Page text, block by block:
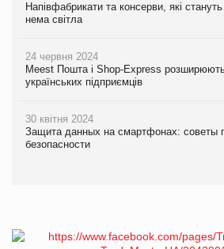
Напівфабрикати та консерви, які
нема світла
24 червня 2024
Meest Пошта і Shop-Express
українських підприємців
30 квітня 2024
Защита данных на смартфонах: советы
безопасности